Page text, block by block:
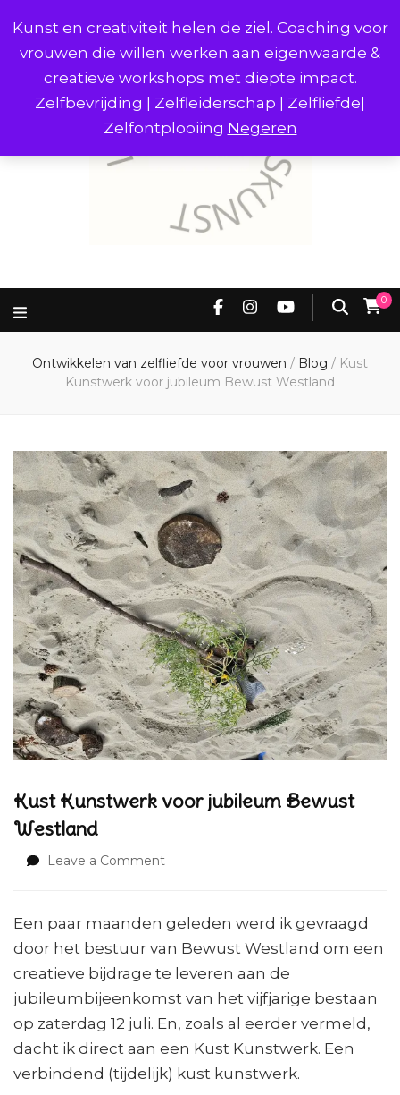
Kunst en creativiteit helen de ziel. Coaching voor
vrouwen die willen werken aan eigenwaarde &
creatieve workshops met diepte impact.
Zelfbevrijding | Zelfleiderschap | Zelfliefde|
Zelfontplooiing Negeren
0
Ontwikkelen van zelfliefde voor vrouwen / Blog / Kust
Kunstwerk voor jubileum Bewust Westland
Kust Kunstwerk voor jubileum Bewust
Westland
Leave a Comment
voor
jubileum
Bewust
Westland
Een paar maanden geleden werd ik gevraagd
door het bestuur van Bewust Westland om een
creatieve bijdrage te leveren aan de
jubileumbijeenkomst van het vijfjarige bestaan
op zaterdag 12 juli. En, zoals al eerder vermeld,
dacht ik direct aan een Kust Kunstwerk. Een
verbindend (tijdelijk) kust kunstwerk.